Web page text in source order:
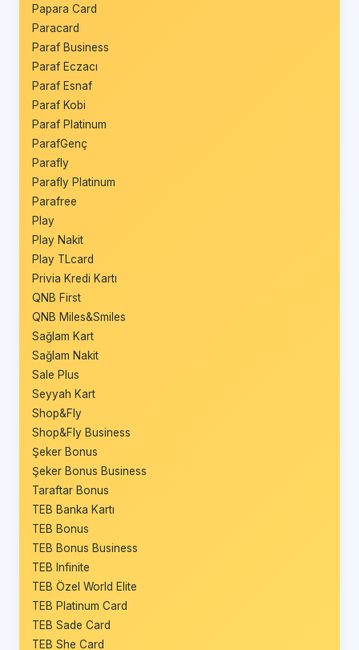
Papara Card
Paracard
Paraf Business
Paraf Eczacı
Paraf Esnaf
Paraf Kobi
Paraf Platinum
ParafGenç
Parafly
Parafly Platinum
Parafree
Play
Play Nakit
Play TLcard
Privia Kredi Kartı
QNB First
QNB Miles&Smiles
Sağlam Kart
Sağlam Nakit
Sale Plus
Seyyah Kart
Shop&Fly
Shop&Fly Business
Şeker Bonus
Şeker Bonus Business
Taraftar Bonus
TEB Banka Kartı
TEB Bonus
TEB Bonus Business
TEB Infinite
TEB Özel World Elite
TEB Platinum Card
TEB Sade Card
TEB She Card